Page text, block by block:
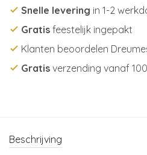
Snelle levering in 1-2
Gratis feestelijk ingepakt
Klanten beoordelen
Gratis verzending vanaf
Beschrijving